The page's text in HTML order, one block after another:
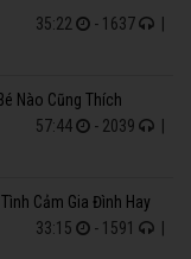
35:22
- 1637 |
Nào Cũng Thích
57:44
- 2039 |
Cảm Gia Đình Hay
33:15
- 1591 |